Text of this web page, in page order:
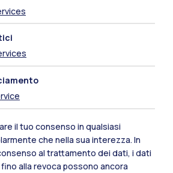
il tuo consenso in qualsiasi
che nella sua interezza. In
al trattamento dei dati, i dati
alla revoca possono ancora